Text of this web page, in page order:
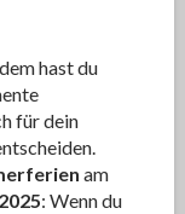
hast du
für dein
am
: Wenn du